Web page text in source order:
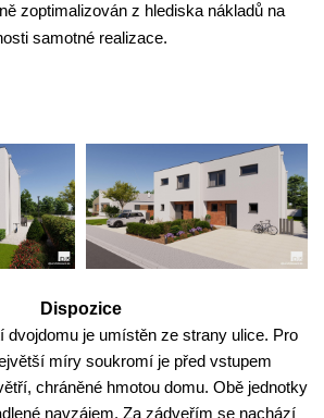
zoptimalizován z hlediska nákladů na
samotné realizace.
Dispozice
dvojdomu je umístěn ze strany ulice. Pro
míry soukromí je před vstupem
chráněné hmotou domu. Obě jednotky
navzájem. Za zádveřím se nachází